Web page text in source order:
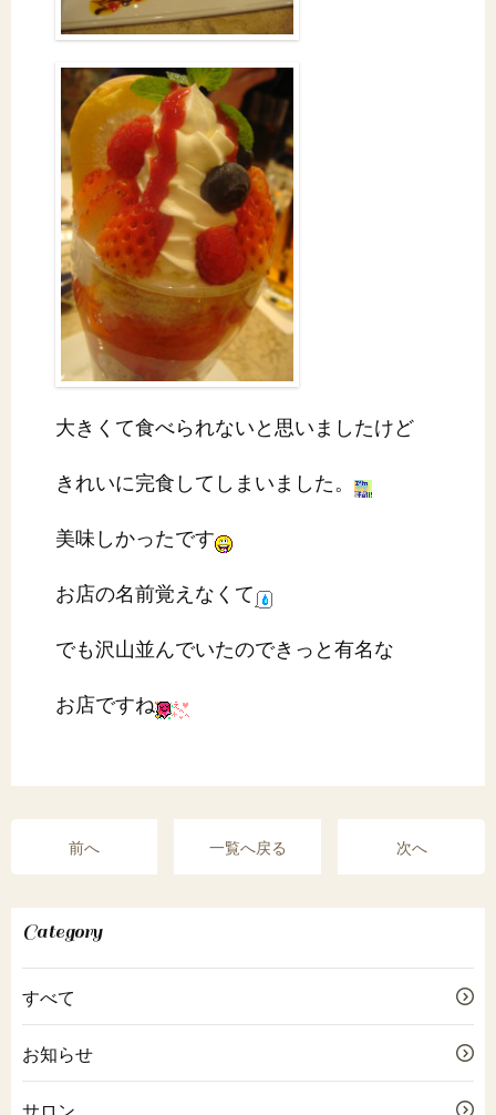
大きくて食べられないと思いましたけど
きれいに完食してしまいました。
美味しかったです
お店の名前覚えなくて
でも沢山並んでいたのできっと有名な
お店ですね
前へ 一覧へ戻る 次へ
Category
すべて
お知らせ
サロン